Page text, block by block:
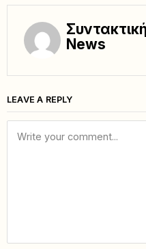
News
LEAVE A REPLY